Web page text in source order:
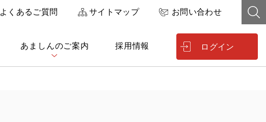
よくあるご質問 サイトマップ お問い合わせ
あましんのご案内 採用情報 ログイン